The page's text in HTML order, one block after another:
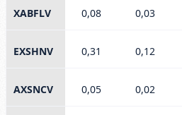
XABFLV 0,08 0,03
EXSHNV 0,31 0,12
AXSNCV 0,05 0,02